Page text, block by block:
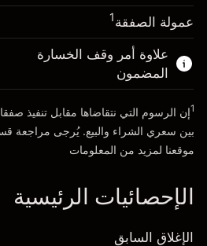
انتقل إلى المنصة
حجم الصفقة بالرافعة المالية ~
الأموال من الرافعة المالية ~
انتقل إلى المنصة
عمولة الصفقة1
علاوة أمر وقف الخسارة
المضمون
1إن الرسوم التي نتقاضاها مقابل تنفيذ
بين سعري الشراء والبيع. يُرجى مراجعة
موقعنا لمزيد من المعلومات
الإحصائيات الرئيسية
الإغلاق السابق